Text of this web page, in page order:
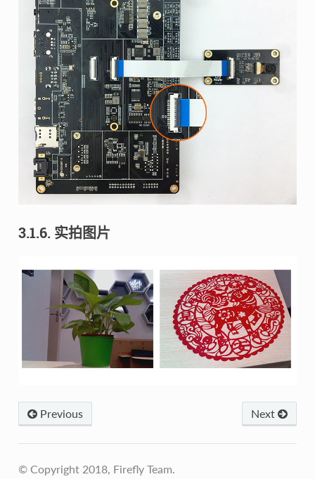
3.1.6. 实拍图片
Next
Previous
© Copyright 2018, Firefly Team.